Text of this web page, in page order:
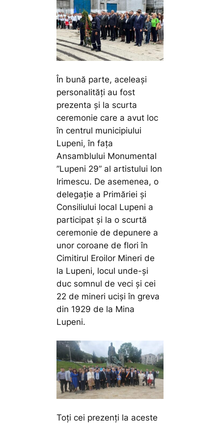
În bună parte, aceleași
personalități au fost
prezenta și la scurta
ceremonie care a avut loc
în centrul municipiului
Lupeni, în fața
Ansamblului Monumental
”Lupeni 29” al artistului Ion
Irimescu. De asemenea, o
delegație a Primăriei și
Consiliului local Lupeni a
participat și la o scurtă
ceremonie de depunere a
unor coroane de flori în
Cimitirul Eroilor Mineri de
la Lupeni, locul unde-și
duc somnul de veci și cei
22 de mineri uciși în greva
din 1929 de la Mina
Lupeni.
Toți cei prezenți la aceste